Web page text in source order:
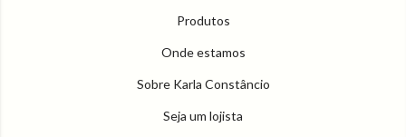
Produtos
Onde estamos
Sobre Karla Constâncio
Seja um lojista